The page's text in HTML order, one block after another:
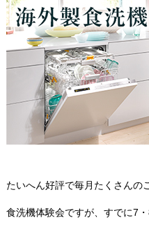
たいへん好評で毎月たくさんの
食洗機体験会ですが、すでに7